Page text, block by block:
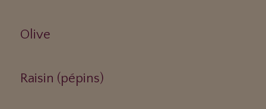
Olive
Raisin (pépins)